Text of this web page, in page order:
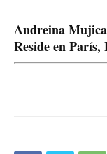
Andreina
Reside en París,